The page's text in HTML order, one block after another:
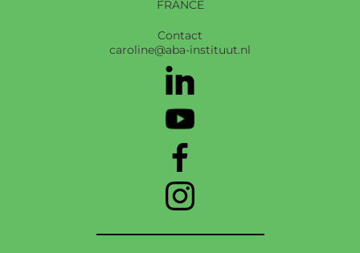
FRANCE
Contact
caroline@aba-instituut.nl